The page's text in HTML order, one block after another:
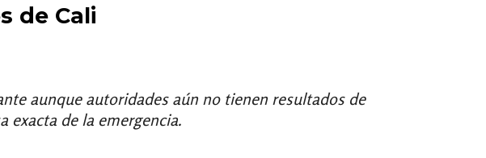
de Cali
aunque autoridades aún no tienen resultados de
exacta de la emergencia.